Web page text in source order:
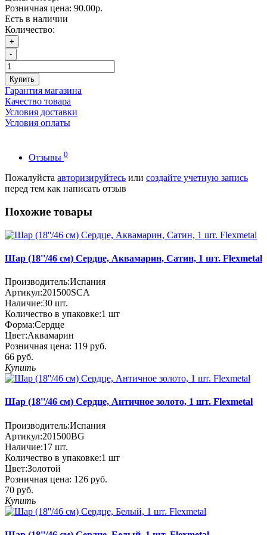
Розничная цена: 90.00р.
Есть в наличии
Количество:
+
-
Купить
Гарантия магазина
Качество товара
Условия доставки
Условия оплаты
Отзывы 0
Пожалуйста авторизируйтесь или создайте учетную запись
перед тем как написать отзыв
Похожие товары
Шар (18''/46 см) Сердце, Аквамарин, Сатин, 1 шт. Flexmetal
Производитель:Испания
Артикул:201500SCA
Наличие:30 шт.
Количество в упаковке:1 шт
Форма:Сердце
Цвет:Аквамарин
Розничная цена: 119 руб.
66 руб.
Купить
Шар (18''/46 см) Сердце, Античное золото, 1 шт. Flexmetal
Производитель:Испания
Артикул:201500BG
Наличие:17 шт.
Количество в упаковке:1 шт
Цвет:Золотой
Розничная цена: 126 руб.
70 руб.
Купить